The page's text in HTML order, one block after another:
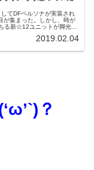
てDFペルソナが実装され
集まった。しかし、時が
る新☆12ユニットが脚光を
2019.02.04
？